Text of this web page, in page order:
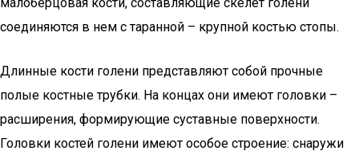
соединяются в нем с таранной – крупной костью стопы.
Длинные кости голени представляют собой прочные
полые костные трубки. На концах они имеют головки –
расширения, формирующие суставные поверхности.
Головки костей голени имеют особое строение: снаружи